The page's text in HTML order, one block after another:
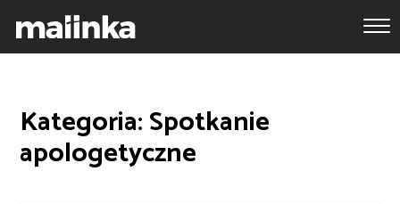
Kategoria: Spotkanie
apologetyczne